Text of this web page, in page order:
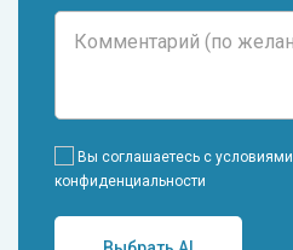
Вы соглашаетесь с условиями
конфиденциальности